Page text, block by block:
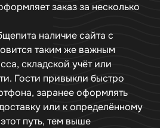
заказ за несколько
наличие сайта с
таким же важным
складской учёт или
Гости привыкли быстро
заранее оформлять
или к определённому
путь, тем выше